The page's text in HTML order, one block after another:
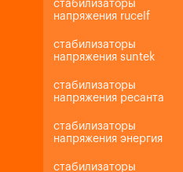
стабилизаторы
напряжения rucelf
стабилизаторы
напряжения suntek
стабилизаторы
напряжения ресанта
стабилизаторы
напряжения энергия
стабилизаторы